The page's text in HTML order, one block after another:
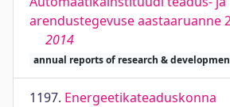
arendustegevuse aastaaruanne
2014
annual reports of research &
1197. Energeetikateaduskonna